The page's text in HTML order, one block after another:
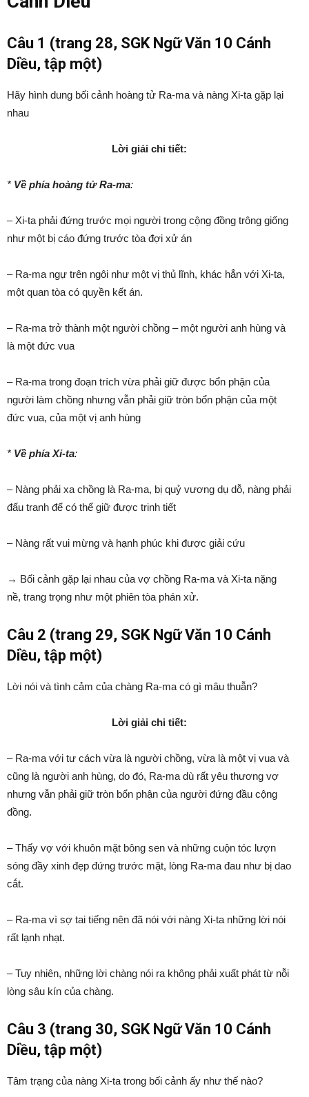
Câu 1 (trang 28, SGK Ngữ Văn 10 Cánh
Diều, tập một)
Hãy hình dung bối cảnh hoàng tử Ra-ma và nàng Xi-ta gặp lại
nhau
Lời giải chi tiết:
* Về phía hoàng tửRa-ma:
– Xi-ta phải đứng trước mọi người trong cộng đồng trông giống
như một bị cáo đứng trước tòa đợi xử án
– Ra-ma ngự trên ngôi như một vị thủ lĩnh, khác hẳn với Xi-ta,
một quan tòa có quyền kết án.
– Ra-ma trở thành một người chồng – một người anh hùng và
là một đức vua
– Ra-ma trong đoạn trích vừa phải giữ được bổn phận của
người làm chồng nhưng vẫn phải giữ tròn bổn phận của một
đức vua, của một vị anh hùng
* Về phía Xi-ta:
– Nàng phải xa chồng là Ra-ma, bị quỷ vương dụ dỗ, nàng phải
đấu tranh để có thể giữ được trinh tiết
– Nàng rất vui mừng và hạnh phúc khi được giải cứu
→ Bối cảnh gặp lại nhau của vợ chồng Ra-ma và Xi-ta nặng
nề, trang trọng như một phiên tòa phán xử.
Câu 2 (trang 29, SGK Ngữ Văn 10 Cánh
Diều, tập một)
Lời nói và tình cảm của chàng Ra-ma có gì mâu thuẫn?
Lời giải chi tiết:
– Ra-ma với tư cách vừa là người chồng, vừa là một vị vua và
cũng là người anh hùng, do đó, Ra-ma dù rất yêu thương vợ
nhưng vẫn phải giữ tròn bổn phận của người đứng đầu cộng
đồng.
– Thấy vợ với khuôn mặt bông sen và những cuộn tóc lượn
sóng đầy xinh đẹp đứng trước mặt, lòng Ra-ma đau như bị dao
cắt.
– Ra-ma vì sợ tai tiếng nên đã nói với nàng Xi-ta những lời nói
rất lạnh nhạt.
– Tuy nhiên, những lời chàng nói ra không phải xuất phát từ nỗi
lòng sâu kín của chàng.
Câu 3 (trang 30, SGK Ngữ Văn 10 Cánh
Diều, tập một)
Tâm trạng của nàng Xi-ta trong bối cảnh ấy như thế nào?